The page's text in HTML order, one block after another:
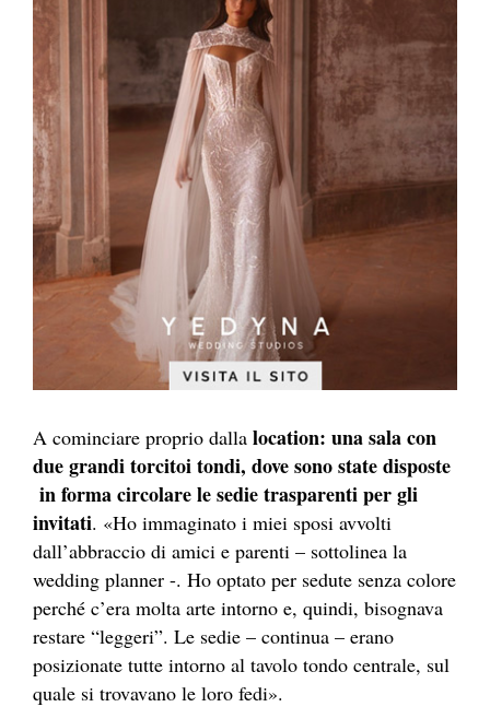
A cominciare proprio dalla location: una sala con
due grandi torcitoi tondi, dove sono state disposte
in forma circolare le sedie trasparenti per gli
invitati. «Ho immaginato i miei sposi avvolti
dall’abbraccio di amici e parenti – sottolinea la
wedding planner -. Ho optato per sedute senza colore
perché c’era molta arte intorno e, quindi, bisognava
restare “leggeri”. Le sedie – continua – erano
posizionate tutte intorno al tavolo tondo centrale, sul
quale si trovavano le loro fedi».